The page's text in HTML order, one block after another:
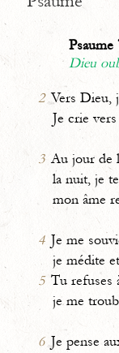
Psaume
Dieu
2 Vers Dieu,
Je crie
3 Au jour de
la nuit, je
mon âme
4 Je me
je médite
5 Tu refuses
je me
6 Je pense